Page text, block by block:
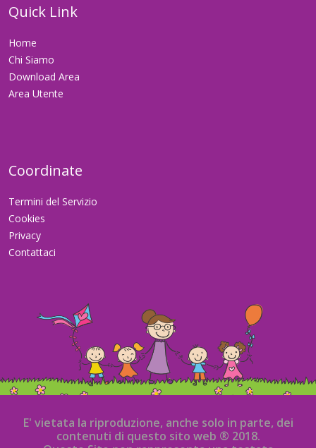
Quick Link
Home
Chi Siamo
Download Area
Area Utente
Coordinate
Termini del Servizio
Cookies
Privacy
Contattaci
E' vietata la riproduzione, anche solo in parte, dei
contenuti di questo sito web ® 2018.